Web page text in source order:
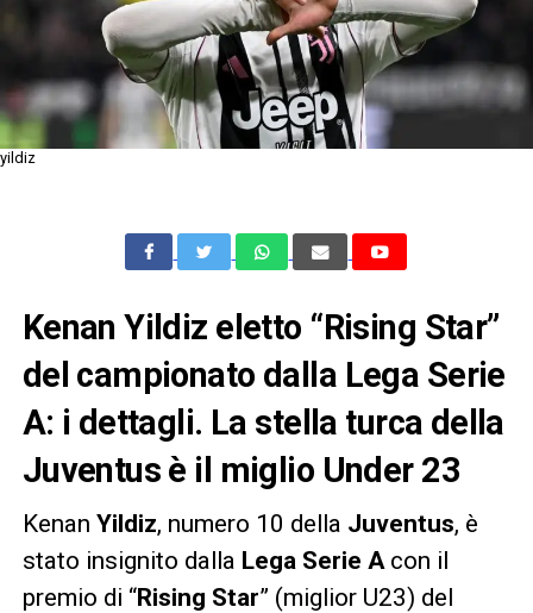
yildiz
Kenan Yildiz eletto “Rising Star”
del campionato dalla Lega Serie
A: i dettagli. La stella turca della
Juventus è il miglio Under 23
Kenan Yildiz, numero 10 della Juventus, è
stato insignito dalla Lega Serie A con il
premio di “Rising Star” (miglior U23) del